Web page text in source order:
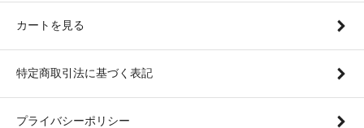
カートを見る
特定商取引法に基づく表記
プライバシーポリシー